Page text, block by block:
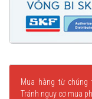
Mua hàng từ chúng
Tránh nguy cơ mua